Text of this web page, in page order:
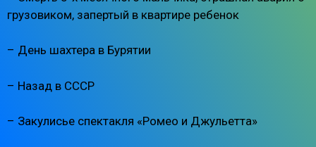
грузовиком, запертый в квартире ребенок
– День шахтера в Бурятии
– Назад в СССР
– Закулисье спектакля «Ромео и Джульетта»